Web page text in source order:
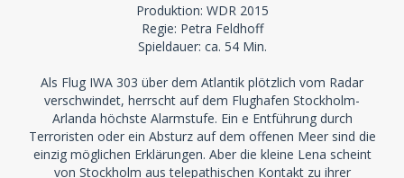
Produktion: WDR 2015
Regie: Petra Feldhoff
Spieldauer: ca. 54 Min.
Als Flug IWA 303 über dem Atlantik plötzlich vom Radar
verschwindet, herrscht auf dem Flughafen Stockholm-
Arlanda höchste Alarmstufe. Ein e Entführung durch
Terroristen oder ein Absturz auf dem offenen Meer sind die
einzig möglichen Erklärungen. Aber die kleine Lena scheint
von Stockholm aus telepathischen Kontakt zu ihrer